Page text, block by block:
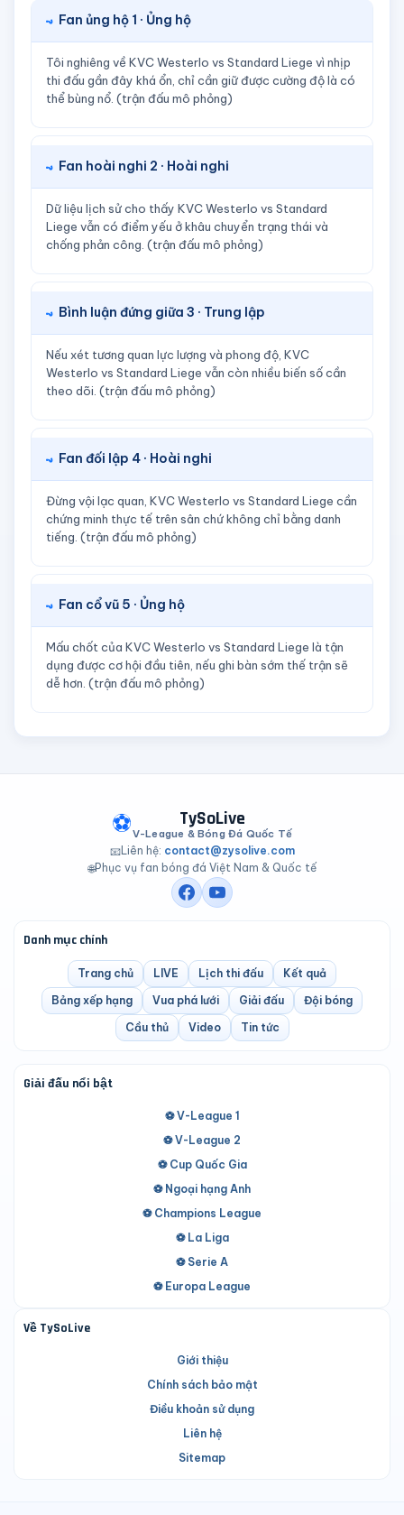
Fan ủng hộ 1 · Ủng hộ
Tôi nghiêng về KVC Westerlo vs Standard Liege vì nhịp
thi đấu gần đây khá ổn, chỉ cần giữ được cường độ là có
thể bùng nổ. (trận đấu mô phỏng)
Fan hoài nghi 2 · Hoài nghi
Dữ liệu lịch sử cho thấy KVC Westerlo vs Standard
Liege vẫn có điểm yếu ở khâu chuyển trạng thái và
chống phản công. (trận đấu mô phỏng)
Bình luận đứng giữa 3 · Trung lập
Nếu xét tương quan lực lượng và phong độ, KVC
Westerlo vs Standard Liege vẫn còn nhiều biến số cần
theo dõi. (trận đấu mô phỏng)
Fan đối lập 4 · Hoài nghi
Đừng vội lạc quan, KVC Westerlo vs Standard Liege cần
chứng minh thực tế trên sân chứ không chỉ bằng danh
tiếng. (trận đấu mô phỏng)
Fan cổ vũ 5 · Ủng hộ
Mấu chốt của KVC Westerlo vs Standard Liege là tận
dụng được cơ hội đầu tiên, nếu ghi bàn sớm thế trận sẽ
dễ hơn. (trận đấu mô phỏng)
⚽ TySoLive
V-League & Bóng Đá Quốc Tế
📧Liên hệ: contact@zysolive.com
🌐Phục vụ fan bóng đá Việt Nam & Quốc tế
Danh mục chính
Trang chủ LIVE Lịch thi đấu
Kết quả
Bảng xếp hạng
Vua phá lưới Giải đấu
Đội bóng
Cầu thủ
Video Tin tức
Giải đấu nổi bật
⚽ V-League 1
⚽ V-League 2
⚽ Cup Quốc Gia
⚽ Ngoại hạng Anh
⚽ Champions League
⚽ La Liga
⚽ Serie A
⚽ Europa League
Về TySoLive
Giới thiệu
Chính sách bảo mật
Điều khoản sử dụng
Liên hệ
Sitemap